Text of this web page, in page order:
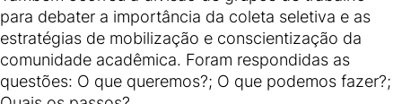
para debater a importância da coleta seletiva e as
estratégias de mobilização e conscientização da
comunidade acadêmica. Foram respondidas as
questões: O que queremos?; O que podemos fazer?;